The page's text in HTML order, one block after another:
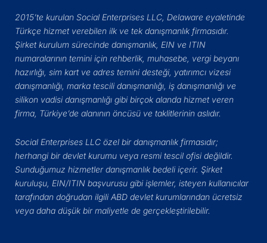
2015’te kurulan Social Enterprises LLC, Delaware eyaletinde
Türkçe hizmet verebilen ilk ve tek danışmanlık firmasıdır.
Şirket kurulum sürecinde danışmanlık, EIN ve ITIN
numaralarının temini için rehberlik, muhasebe, vergi beyanı
hazırlığı, sim kart ve adres temini desteği, yatırımcı vizesi
danışmanlığı, marka tescili danışmanlığı, iş danışmanlığı ve
silikon vadisi danışmanlığı gibi birçok alanda hizmet veren
firma, Türkiye’de alanının öncüsü ve taklitlerinin aslıdır.
Social Enterprises LLC özel bir danışmanlık firmasıdır;
herhangi bir devlet kurumu veya resmi tescil ofisi değildir.
Sunduğumuz hizmetler danışmanlık bedeli içerir. Şirket
kuruluşu, EIN/ITIN başvurusu gibi işlemler, isteyen kullanıcılar
tarafından doğrudan ilgili ABD devlet kurumlarından ücretsiz
veya daha düşük bir maliyetle de gerçekleştirilebilir.